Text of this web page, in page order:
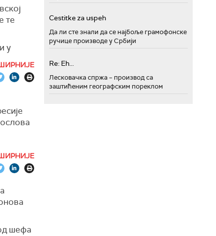
те
у
је
шефа
Cestitke za uspeh
Да ли сте знали да се најбоље грамофонске
ручице производе у Србији
Re: Eh...
Лесковачка спржа – производ са
заштићеним географским пореклом